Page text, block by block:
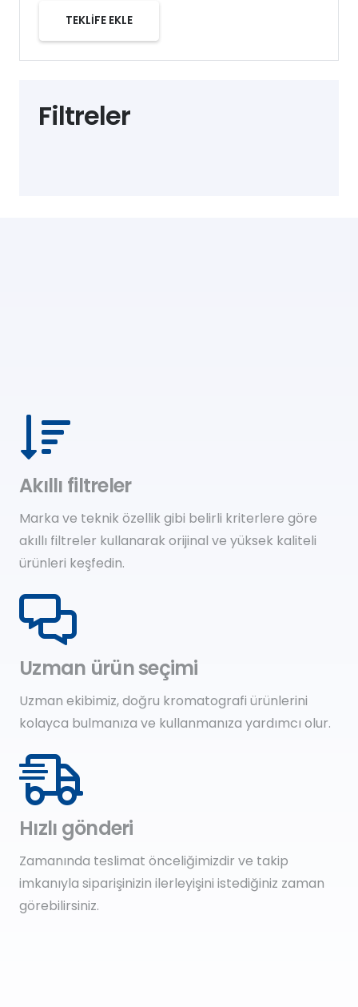
Filtreler
TEKLİFE EKLE
Akıllı filtreler
Marka ve teknik özellik gibi belirli kriterlere göre
akıllı filtreler kullanarak orijinal ve yüksek kaliteli
ürünleri keşfedin.
Uzman ürün seçimi
Uzman ekibimiz, doğru kromatografi ürünlerini
kolayca bulmanıza ve kullanmanıza yardımcı olur.
Hızlı gönderi
Zamanında teslimat önceliğimizdir ve takip
imkanıyla siparişinizin ilerleyişini istediğiniz zaman
görebilirsiniz.